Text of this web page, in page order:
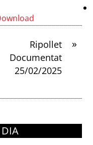
»
Ripollet
Documentat
25/02/2025
DIA